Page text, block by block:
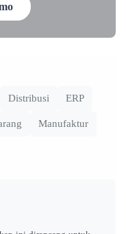
Distribusi ERP
Manufaktur